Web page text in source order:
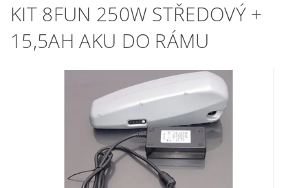
KIT 8FUN 250W STŘEDOVÝ +
15,5AH AKU DO RÁMU